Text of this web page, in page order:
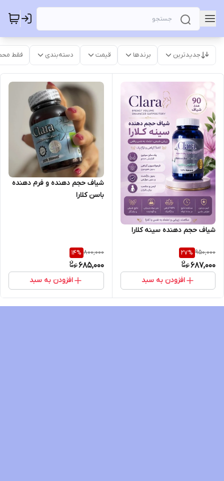
جدیدترین برندها قیمت دسته‌بندی فقط
شیاف حجم دهنده سینه کلارا
950,000
27%
687,000
افزودن به سبد
شیاف حجم دهنده و فرم دهنده
باسن کلارا
800,000
14%
685,000
افزودن به سبد